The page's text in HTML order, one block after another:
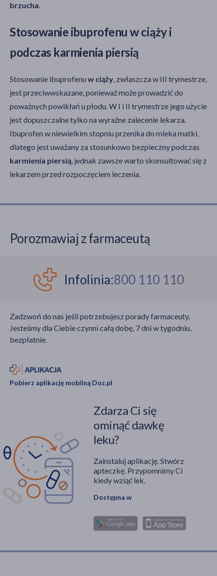
brzucha.
Stosowanie ibuprofenu w ciąży i
podczas karmienia piersią
Stosowanie ibuprofenu w ciąży, zwłaszcza w III trymestrze,
jest przeciwwskazane, ponieważ może prowadzić do
poważnych powikłań u płodu. W I i II trymestrze jego użycie
jest dopuszczalne tylko na wyraźne zalecenie lekarza.
Ibuprofen w niewielkim stopniu przenika do mleka matki,
dlatego jest uważany za stosunkowo bezpieczny podczas
karmienia piersią, jednak zawsze warto skonsultować się z
lekarzem przed rozpoczęciem leczenia.
Porozmawiaj z farmaceutą
Infolinia:800 110 110
Zadzwoń do nas jeśli potrzebujesz porady farmaceuty.
Jesteśmy dla Ciebie czynni całą dobę, 7 dni w tygodniu,
bezpłatnie.
Pobierz aplikację mobilną Doz.pl
Zdarza Ci się
ominąć dawkę
leku?
Zainstaluj aplikację. Stwórz
apteczkę. Przypomnimy Ci
kiedy wziąć lek.
Dostępna w